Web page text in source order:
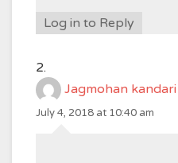
Log in to Reply
Jagmohan kandari
July 4, 2018 at 10:40 am